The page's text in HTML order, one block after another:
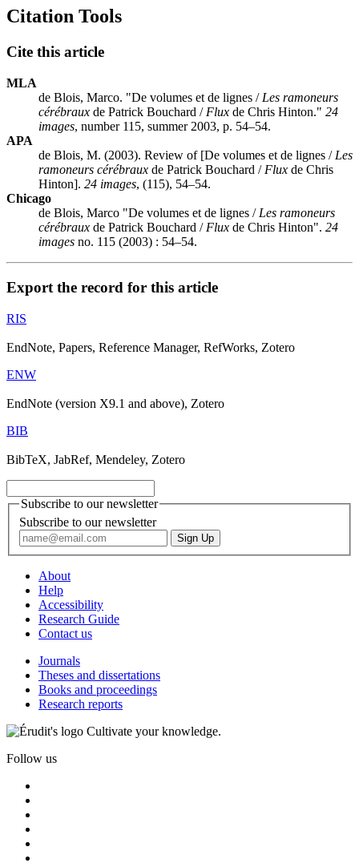
Citation Tools
Cite this article
MLA
de Blois, Marco. "De volumes et de lignes / Les ramoneurs
cérébraux de Patrick Bouchard / Flux de Chris Hinton." 24
images, number 115, summer 2003, p. 54–54.
APA
de Blois, M. (2003). Review of [De volumes et de lignes / Les
ramoneurs cérébraux de Patrick Bouchard / Flux de Chris
Hinton]. 24 images, (115), 54–54.
Chicago
de Blois, Marco "De volumes et de lignes / Les ramoneurs
cérébraux de Patrick Bouchard / Flux de Chris Hinton". 24
images no. 115 (2003) : 54–54.
Export the record for this article
RIS
EndNote, Papers, Reference Manager, RefWorks, Zotero
ENW
EndNote (version X9.1 and above), Zotero
BIB
BibTeX, JabRef, Mendeley, Zotero
Subscribe to our newsletter
Subscribe to our newsletter
About
Help
Accessibility
Research Guide
Contact us
Journals
Theses and dissertations
Books and proceedings
Research reports
Cultivate your knowledge.
Follow us